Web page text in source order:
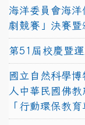
海洋委員會海
劇競賽」決賽暨
第51屆校慶暨
國立自然科學
人中華民國佛
「行動環保教